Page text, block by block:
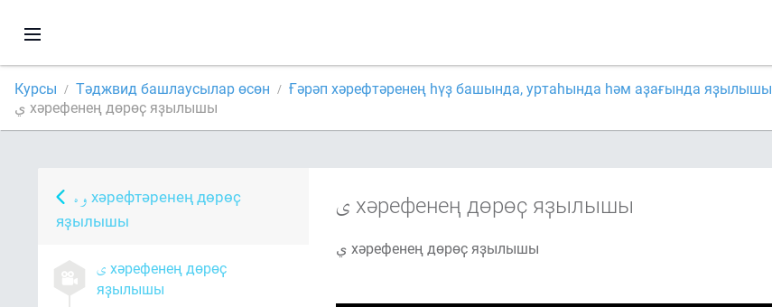
Курсы Тәджвид башлаусылар өсөн Ғәрәп хәрефтәренең һүҙ башында, уртаһында һәм аҙағында яҙылышы
ي хәрефенең дөрөҫ яҙылышы
хәрефтәренең дөрөҫ
яҙылышы
хәрефенең дөрөҫ
яҙылышы
хәрефенең дөрөҫ яҙылышы
ي хәрефенең дөрөҫ яҙылышы